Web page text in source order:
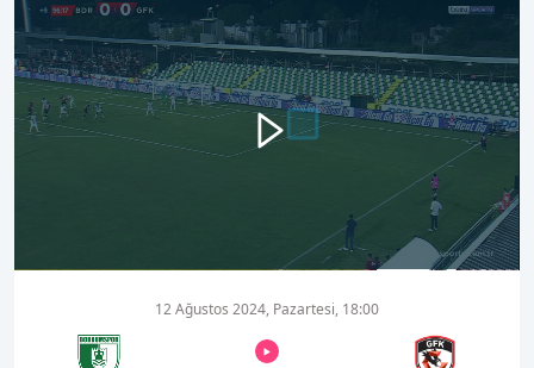
01:06
12 Ağustos 2024, Pazartesi, 18:00